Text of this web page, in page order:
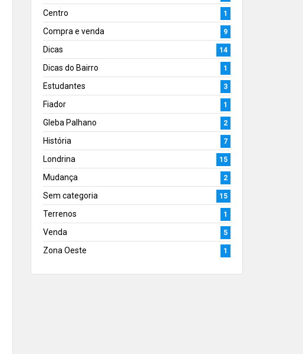
Centro 1
Compra e venda 9
Dicas 14
Dicas do Bairro 1
Estudantes 3
Fiador 1
Gleba Palhano 2
História 7
Londrina 15
Mudança 2
Sem categoria 15
Terrenos 1
Venda 5
Zona Oeste 1